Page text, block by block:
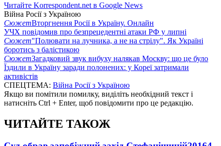
Читайте Korrespondent.net в Google News
Війна Росії з Україною
СюжетВторгнення Росії в Україну. Онлайн
УЧХ повідомив про безпрецедентні атаки РФ у липні
Сюжет"Полювати на лучника, а не на стрілу". Як Україні
боротись з балістикою
СюжетЗагадковий звук вибуху налякав Москву: що це було
Їздили в Україну заради полонених: у Кореї затримали
активістів
СПЕЦТЕМА: Війна Росії з Україною
Якщо ви помітили помилку, виділіть необхідний текст і
натисніть Ctrl + Enter, щоб повідомити про це редакцію.
ЧИТАЙТЕ ТАКОЖ